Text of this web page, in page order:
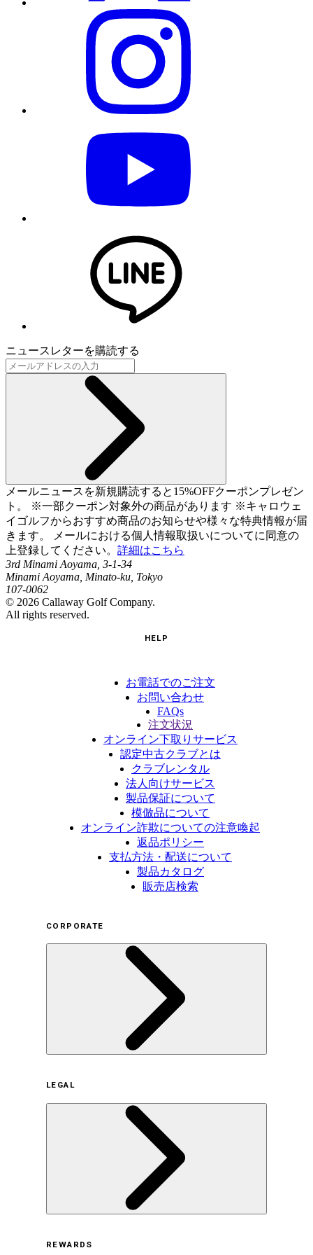
ニュースレターを購読する
メールニュースを新規購読すると15%OFFクーポンプレゼン
ト。 ※一部クーポン対象外の商品があります ※キャロウェ
イゴルフからおすすめ商品のお知らせや様々な特典情報が届
きます。 メールにおける個人情報取扱いについてに同意の
上登録してください。 詳細はこちら
3rd Minami Aoyama, 3-1-34
Minami Aoyama, Minato-ku, Tokyo
107-0062
© 2026 Callaway Golf Company.
All rights reserved.
HELP
お電話でのご注文
お問い合わせ
FAQs
注文状況
オンライン下取りサービス
認定中古クラブとは
クラブレンタル
法人向けサービス
製品保証について
模倣品について
オンライン詐欺についての注意喚起
返品ポリシー
支払方法・配送について
製品カタログ
販売店検索
CORPORATE
サステナビリティの取り組み（日本）
サステナビリティの取り組み（米国/英語）
ヒストリー
採用情報
LEGAL
REWARDS